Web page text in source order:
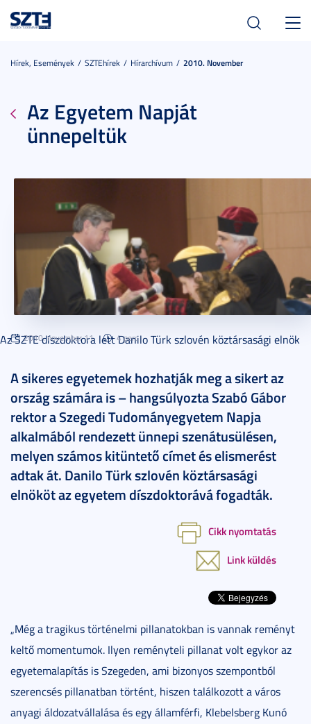
Hírek, Események SZTEhírek Hírarchívum 2010. November
Az SZTE díszdoktora lett Danilo Türk szlovén köztársasági elnök
Az Egyetem Napját
ünnepeltük
2010. november 11. 4 perc
A sikeres egyetemek hozhatják meg a sikert az
ország számára is – hangsúlyozta Szabó Gábor
rektor a Szegedi Tudományegyetem Napja
alkalmából rendezett ünnepi szenátusülésen,
melyen számos kitüntető címet és elismerést
adtak át. Danilo Türk szlovén köztársasági
elnököt az egyetem díszdoktorává fogadták.
Cikk nyomtatás
Link küldés
„Még a tragikus történelmi pillanatokban is vannak reményt
keltő momentumok. Ilyen reményteli pillanat volt egykor az
egyetemalapítás is Szegeden, ami bizonyos szempontból
szerencsés pillanatban történt, hiszen találkozott a város
anyagi áldozatvállalása és egy államférfi, Klebelsberg Kunó